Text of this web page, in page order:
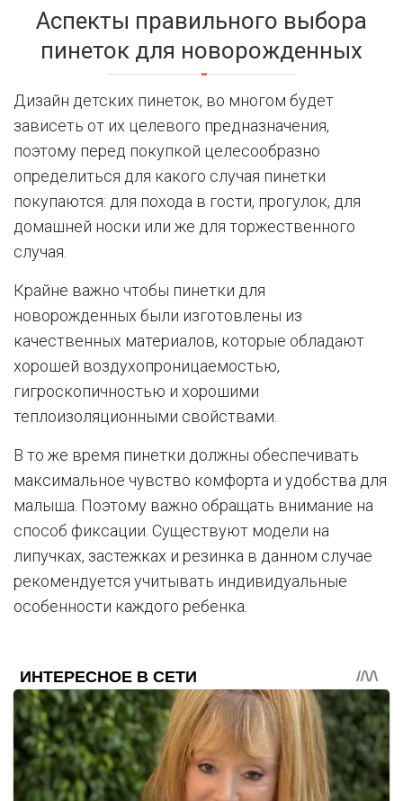
Аспекты правильного выбора
пинеток для новорожденных
Дизайн детских пинеток, во многом будет
зависеть от их целевого предназначения,
поэтому перед покупкой целесообразно
определиться для какого случая пинетки
покупаются: для похода в гости, прогулок, для
домашней носки или же для торжественного
случая.
Крайне важно чтобы пинетки для
новорожденных были изготовлены из
качественных материалов, которые обладают
хорошей воздухопроницаемостью,
гигроскопичностью и хорошими
теплоизоляционными свойствами.
В то же время пинетки должны обеспечивать
максимальное чувство комфорта и удобства для
малыша. Поэтому важно обращать внимание на
способ фиксации. Существуют модели на
липучках, застежках и резинка в данном случае
рекомендуется учитывать индивидуальные
особенности каждого ребенка.